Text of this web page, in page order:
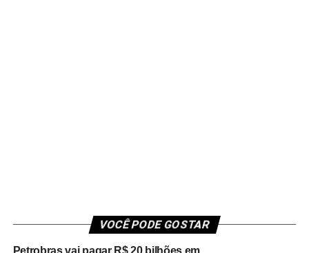
VOCÊ PODE GOSTAR